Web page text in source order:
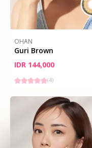
OHAN
Guri Brown
IDR 144,000
(4)